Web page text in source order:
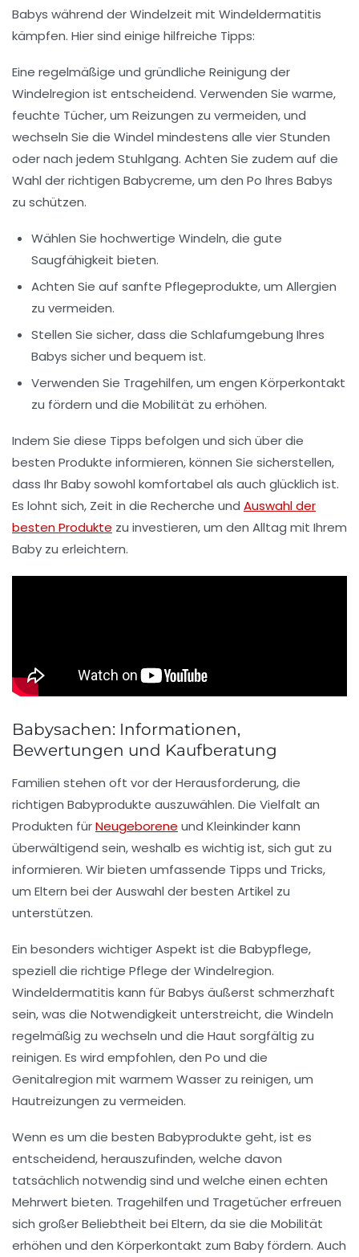
Babys während der Windelzeit mit Windeldermatitis
kämpfen. Hier sind einige hilfreiche Tipps:
Eine regelmäßige und gründliche Reinigung der
Windelregion ist entscheidend. Verwenden Sie warme,
feuchte Tücher, um Reizungen zu vermeiden, und
wechseln Sie die Windel mindestens alle vier Stunden
oder nach jedem Stuhlgang. Achten Sie zudem auf die
Wahl der richtigen Babycreme, um den Po Ihres Babys
zu schützen.
Wählen Sie hochwertige Windeln, die gute
Saugfähigkeit bieten.
Achten Sie auf sanfte Pflegeprodukte, um Allergien
zu vermeiden.
Stellen Sie sicher, dass die Schlafumgebung Ihres
Babys sicher und bequem ist.
Verwenden Sie Tragehilfen, um engen Körperkontakt
zu fördern und die Mobilität zu erhöhen.
Indem Sie diese Tipps befolgen und sich über die
besten Produkte informieren, können Sie sicherstellen,
dass Ihr Baby sowohl komfortabel als auch glücklich ist.
Es lohnt sich, Zeit in die Recherche und Auswahl der
besten Produkte zu investieren, um den Alltag mit Ihrem
Baby zu erleichtern.
Babysachen: Informationen,
Bewertungen und Kaufberatung
Familien stehen oft vor der Herausforderung, die
richtigen Babyprodukte auszuwählen. Die Vielfalt an
Produkten fürNeugeborene und Kleinkinder kann
überwältigend sein, weshalb es wichtig ist, sich gut zu
informieren. Wir bieten umfassende Tipps und Tricks,
um Eltern bei der Auswahl der besten Artikel zu
unterstützen.
Ein besonders wichtiger Aspekt ist die Babypflege,
speziell die richtige Pflege derWindelregion.
Windeldermatitis kann für Babys äußerst schmerzhaft
sein, was die Notwendigkeit unterstreicht, die Windeln
regelmäßig zu wechseln und die Haut sorgfältig zu
reinigen. Es wird empfohlen, den Po und die
Genitalregion mit warmem Wasser zu reinigen, um
Hautreizungen zu vermeiden.
Wenn es um die besten Babyprodukte geht, ist es
entscheidend, herauszufinden, welche davon
tatsächlich notwendig sind und welche einen echten
Mehrwert bieten. Tragehilfen und Tragetüchererfreuen
sich großer Beliebtheit bei Eltern, da sie die Mobilität
erhöhen und den Körperkontakt zum Baby fördern. Auch